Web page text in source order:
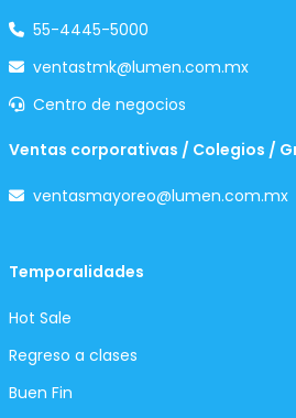
55-4445-5000
ventastmk@lumen.com.mx
Centro de negocios
Ventas corporativas / Colegios /
ventasmayoreo@lumen.com.mx
Temporalidades
Hot Sale
Regreso a clases
Buen Fin